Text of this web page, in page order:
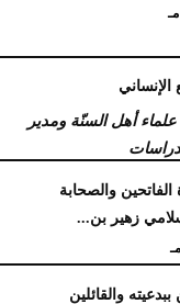
الإنساني
أهل السنّة ومدير
الفاتحين والصحابة
زهير بن...
ببدعيته والقائلين